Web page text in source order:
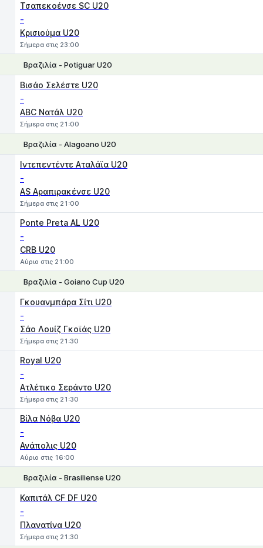
Τσαπεκοένσε SC U20
-
Κρισιούμα U20
Σήμερα στις 23:00
Βραζιλία - Potiguar U20
Βισάο Σελέστε U20
-
ABC Νατάλ U20
Σήμερα στις 21:00
Βραζιλία - Alagoano U20
Ιντεπεντέντε Αταλάϊα U20
-
AS Αραπιρακένσε U20
Σήμερα στις 21:00
Ponte Preta AL U20
-
CRB U20
Αύριο στις 21:00
Βραζιλία - Goiano Cup U20
Γκουανμπάρα Σίτι U20
-
Σάο Λουίζ Γκοϊάς U20
Σήμερα στις 21:30
Royal U20
-
Ατλέτικο Σεράντο U20
Σήμερα στις 21:30
Βίλα Νόβα U20
-
Ανάπολις U20
Αύριο στις 16:00
Βραζιλία - Brasiliense U20
Καπιτάλ CF DF U20
-
Πλανατίνα U20
Σήμερα στις 21:30